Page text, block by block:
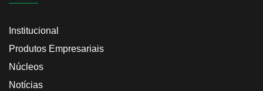
Institucional
Produtos Empresariais
Núcleos
Notícias